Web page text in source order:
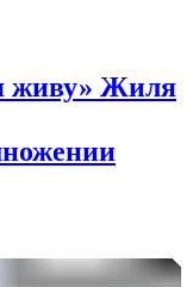
живу» Жиля